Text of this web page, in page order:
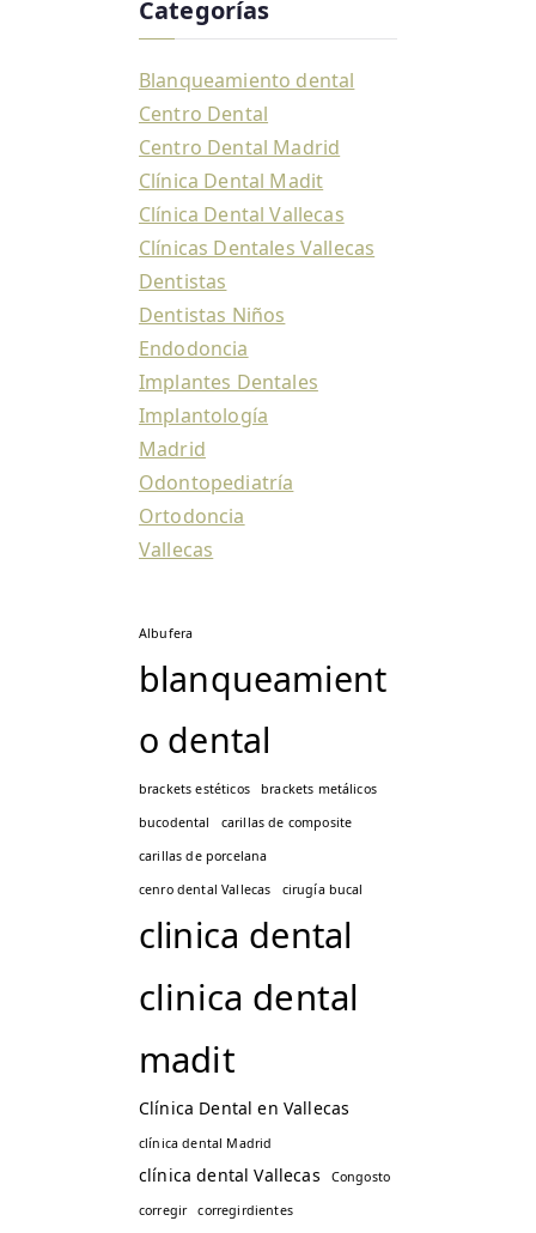
Categorías
Blanqueamiento dental
Centro Dental
Centro Dental Madrid
Clínica Dental Madit
Clínica Dental Vallecas
Clínicas Dentales Vallecas
Dentistas
Dentistas Niños
Endodoncia
Implantes Dentales
Implantología
Madrid
Odontopediatría
Ortodoncia
Vallecas
Albufera
blanqueamient
o dental
brackets estéticos
brackets metálicos
bucodental
carillas de composite
carillas de porcelana
cenro dental Vallecas
cirugía bucal
clinica dental
clinica dental
madit
Clínica Dental en Vallecas
clínica dental Madrid
clínica dental Vallecas
Congosto
corregir
corregirdientes